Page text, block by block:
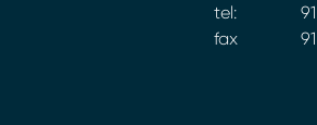
tel:
fax